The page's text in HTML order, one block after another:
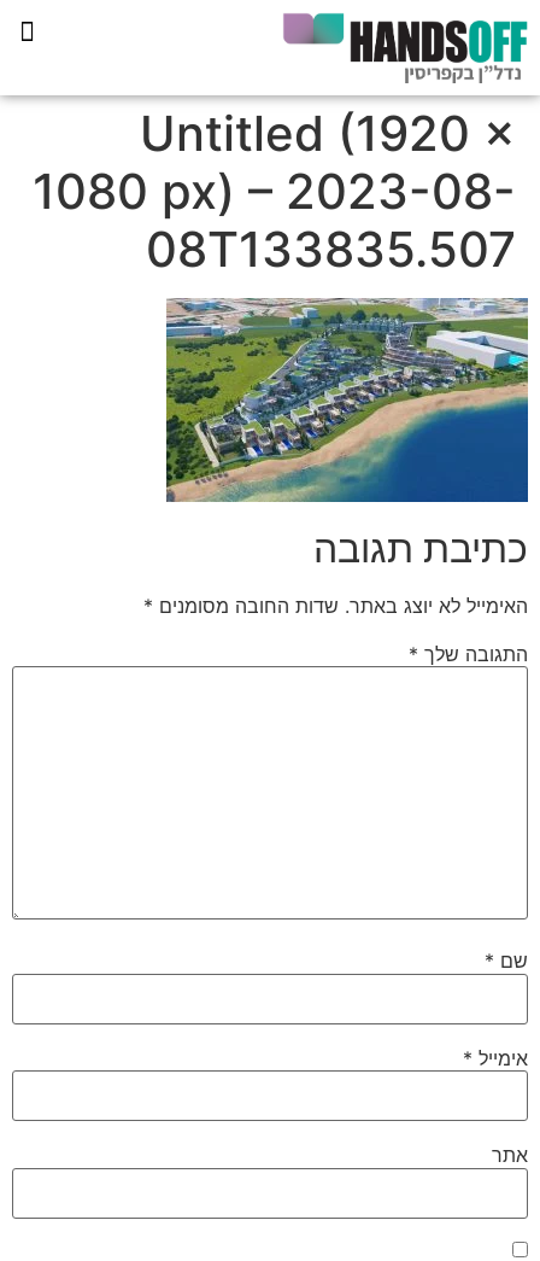
Untitled (1920 ×
1080 px) – 2023-08-
08T133835.507
כתיבת תגובה
האימייל לא יוצג באתר. שדות החובה מסומנים *
התגובה שלך *
שם *
אימייל *
אתר